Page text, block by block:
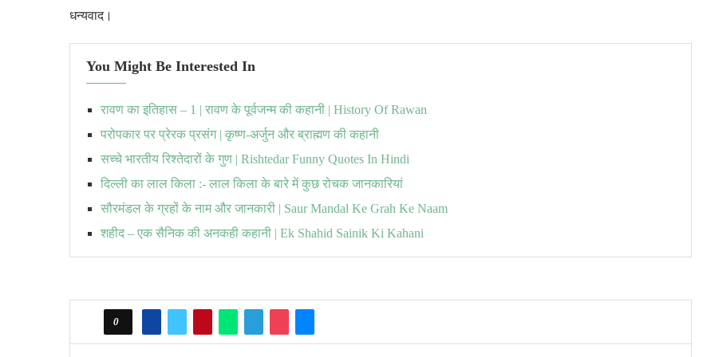
धन्यवाद।
You Might Be Interested In
रावण का इतिहास – 1 | रावण के पूर्वजन्म की कहानी | History Of Rawan
परोपकार पर प्रेरक प्रसंग | कृष्ण-अर्जुन और ब्राह्मण की कहानी
सच्चे भारतीय रिश्तेदारों के गुण | Rishtedar Funny Quotes In Hindi
दिल्ली का लाल किला :- लाल किला के बारे में कुछ रोचक जानकारियां
सौरमंडल के ग्रहों के नाम और जानकारी | Saur Mandal Ke Grah Ke Naam
शहीद – एक सैनिक की अनकही कहानी | Ek Shahid Sainik Ki Kahani
0